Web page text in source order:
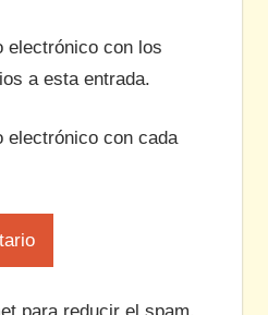
electrónico con los
a esta entrada.
electrónico con cada
para reducir el spam.